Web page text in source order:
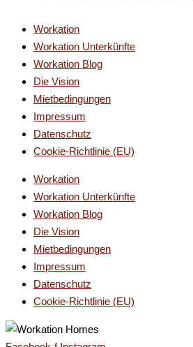
Workation
Workation Unterkünfte
Workation Blog
Die Vision
Mietbedingungen
Impressum
Datenschutz
Cookie-Richtlinie (EU)
Workation
Workation Unterkünfte
Workation Blog
Die Vision
Mietbedingungen
Impressum
Datenschutz
Cookie-Richtlinie (EU)